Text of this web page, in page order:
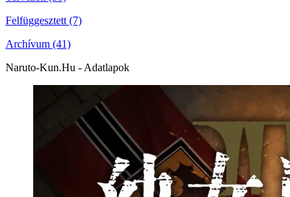
Felfüggesztett (7)
Archívum (41)
Naruto-Kun.Hu - Adatlapok